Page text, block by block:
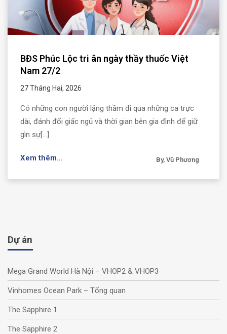
BĐS Phúc Lộc tri ân ngày thầy thuốc Việt
Nam 27/2
27 Tháng Hai, 2026
Có những con người lặng thầm đi qua những ca trực
dài, đánh đổi giấc ngủ và thời gian bên gia đình để giữ
gìn sự[...]
Xem thêm... By, Vũ Phương
Dự án
Mega Grand World Hà Nội – VHOP2 & VHOP3
Vinhomes Ocean Park – Tổng quan
The Sapphire 1
The Sapphire 2